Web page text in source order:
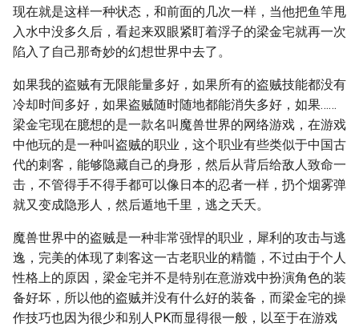
现在就是这样一种状态，和前面的几次一样，当他把鱼竿甩
入水中没多久后，看起来双眼紧盯着浮子的梁金宅就再一次
陷入了自己那奇妙的幻想世界中去了。
如果我的盗贼有无限能量多好，如果所有的盗贼技能都没有
冷却时间多好，如果盗贼随时随地都能消失多好，如果……
梁金宅现在臆想的是一款名叫魔兽世界的网络游戏，在游戏
中他玩的是一种叫盗贼的职业，这个职业有些类似于中国古
代的刺客，能够隐藏自己的身形，然后从背后给敌人致命一
击，不管得手不得手都可以像日本的忍者一样，扔个烟雾弹
就又变成隐形人，然后遁地千里，逃之夭夭。
魔兽世界中的盗贼是一种非常强悍的职业，犀利的攻击与逃
逸，完美的体现了刺客这一古老职业的精髓，不过由于个人
性格上的原因，梁金宅并不是特别在意游戏中扮演角色的装
备好坏，所以他的盗贼并没有什么好的装备，而梁金宅的操
作技巧也因为很少和别人PK而显得很一般，以至于在游戏